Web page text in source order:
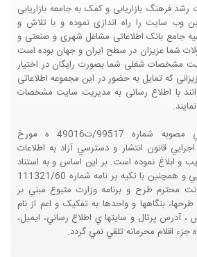
فرهنگ بازاریابی و کمک به جامعه بازاریابی
وب سایت را راه اندازی نموده و با تلاش و
تهیه جامع بانک اطلاعاتی مشاغل شهری و صنعتی و
شما عزیزان در سطح ایران و جهان بوده است
مشخصات شغلی شما بصورت رایگان در اختیار
که تمایل به حضور در این مجموعه اطلاعاتی
با اطلاع رسانی به مدیریت سایت مشخصات
هيئت محترم دولت طي مصوبه شماره 99517/ت49016 ه مورخ
نامه اجرايي قانون انتشار و دسترسي آزاد به اطلاعات
1388 را تصويب و ابلاغ نموده است. بر اين اساس و به استناد
مواد 5 و 9 آيين نامه اجرايي و همچنين با تکيه بر نامه شماره 111321/60
05/1394 معاونت محترم طرح و برنامه وزارت متبوع مبني بر
بنگاهها و واحدها به تفکيک و اعم از نام
، آدرس پرتال و سايتها ي اطلاع رساني، ايميل،
اقلام محرمانه تلقي نمي گردد.